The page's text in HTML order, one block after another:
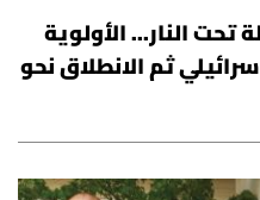
النار... الأولوية
ثم الانطلاق نحو